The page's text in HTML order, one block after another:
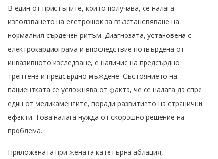
В един от пристъпите, които получава, се налага
използването на елетрошок за възстановяване на
нормалния сърдечен ритъм. Диагнозата, установена с
електрокардиограма и впоследствие потвърдена от
инвазивното изследване, е наличие на предсърдно
трептене и предсърдно мъждене. Състоянието на
пациентката се усложнява от факта, че се налага да спре
един от медикаментите, поради развитието на странични
ефекти. Това налага нужда от скорошно решение на
проблема.
Приложената при жената катетърна аблация,